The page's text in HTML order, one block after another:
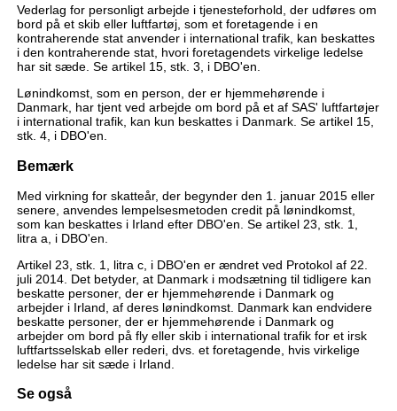
Vederlag for personligt arbejde i tjenesteforhold, der udføres om
bord på et skib eller luftfartøj, som et foretagende i en
kontraherende stat anvender i international trafik, kan beskattes
i den kontraherende stat, hvori foretagendets virkelige ledelse
har sit sæde. Se artikel 15, stk. 3, i DBO'en.
Lønindkomst, som en person, der er hjemmehørende i
Danmark, har tjent ved arbejde om bord på et af SAS' luftfartøjer
i international trafik, kan kun beskattes i Danmark. Se artikel 15,
stk. 4, i DBO'en.
Bemærk
Med virkning for skatteår, der begynder den 1. januar 2015 eller
senere, anvendes lempelsesmetoden credit på lønindkomst,
som kan beskattes i Irland efter DBO'en. Se artikel 23, stk. 1,
litra a, i DBO'en.
Artikel 23, stk. 1, litra c, i DBO'en er ændret ved Protokol af 22.
juli 2014. Det betyder, at Danmark i modsætning til tidligere kan
beskatte personer, der er hjemmehørende i Danmark og
arbejder i Irland, af deres lønindkomst. Danmark kan endvidere
beskatte personer, der er hjemmehørende i Danmark og
arbejder om bord på fly eller skib i international trafik for et irsk
luftfartsselskab eller rederi, dvs. et foretagende, hvis virkelige
ledelse har sit sæde i Irland.
Se også